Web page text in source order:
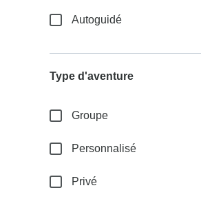
Autoguidé
Type d'aventure
Groupe
Personnalisé
Privé